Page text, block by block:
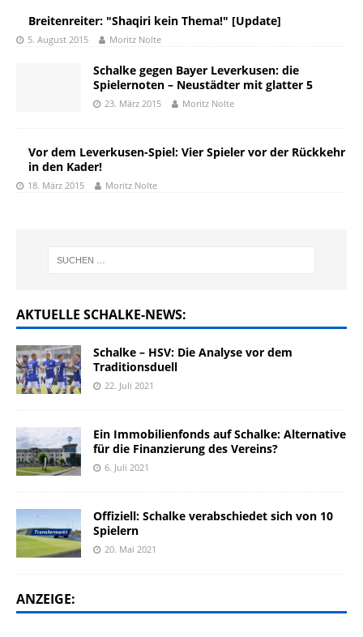
Breitenreiter: "Shaqiri kein Thema!" [Update]
5. August 2015 Moritz Nolte
Schalke gegen Bayer Leverkusen: die
Spielernoten – Neustädter mit glatter 5
23. März 2015 Moritz Nolte
Vor dem Leverkusen-Spiel: Vier Spieler vor der Rückkehr
in den Kader!
18. März 2015 Moritz Nolte
AKTUELLE SCHALKE-NEWS:
Schalke – HSV: Die Analyse vor dem
Traditionsduell
22. Juli 2021
Ein Immobilienfonds auf Schalke: Alternative
für die Finanzierung des Vereins?
6. Juli 2021
Offiziell: Schalke verabschiedet sich von 10
Spielern
20. Mai 2021
ANZEIGE: